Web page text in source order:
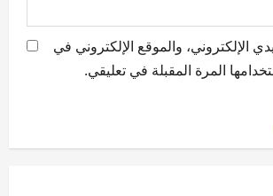
الإلكتروني، والموقع الإلكتروني في
المرة المقبلة في تعليقي.